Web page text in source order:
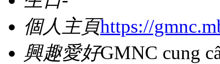
個人主頁https://
興趣愛好GMNC cung